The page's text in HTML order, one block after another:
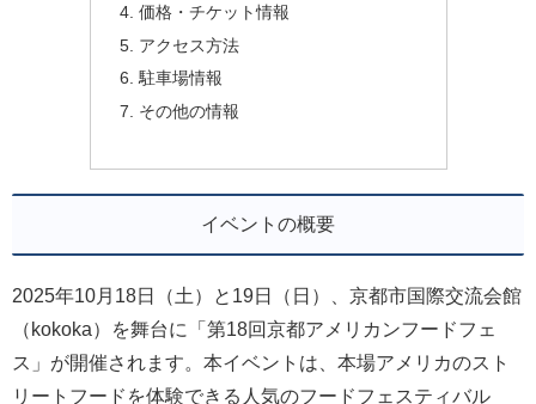
価格・チケット情報
アクセス方法
駐車場情報
その他の情報
イベントの概要
2025年10月18日（土）と19日（日）、京都市国際交流会館
（kokoka）を舞台に「第18回京都アメリカンフードフェ
ス」が開催されます。本イベントは、本場アメリカのスト
リートフードを体験できる人気のフードフェスティバル